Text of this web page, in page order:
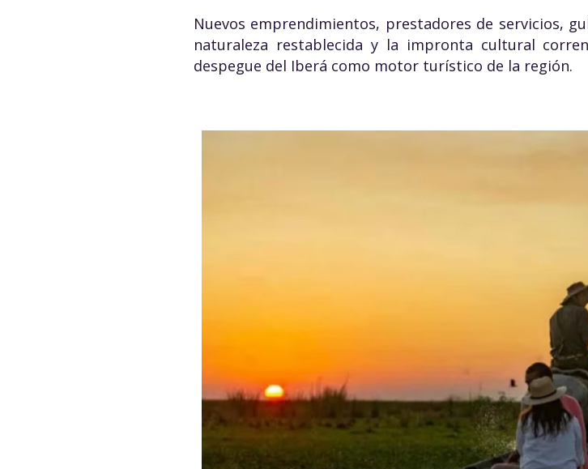
Nuevos emprendimientos, prestadores de servicios,
naturaleza restablecida y la impronta cultural
despegue del Iberá como motor turístico de la región.